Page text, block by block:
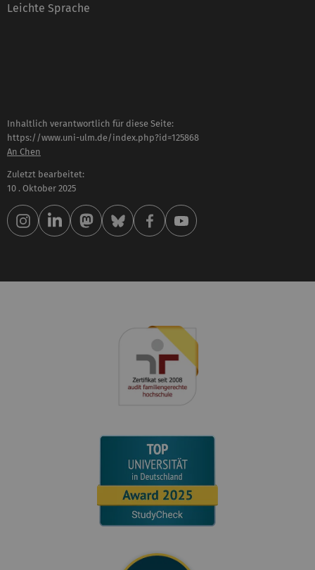
Leichte Sprache
Inhaltlich verantwortlich für diese Seite:
https://www.uni-ulm.de/index.php?id=125868
An Chen
Zuletzt bearbeitet:
10 . Oktober 2025